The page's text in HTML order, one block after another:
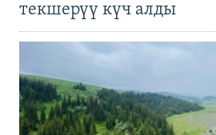
текшерүү күч алды